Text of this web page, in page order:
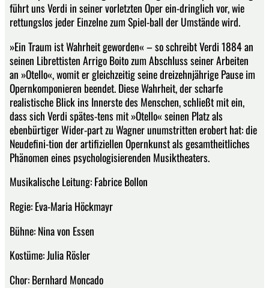
führt uns Verdi in seiner vorletzten Oper ein-dringlich vor, wie
rettungslos jeder Einzelne zum Spiel-ball der Umstände wird.
»Ein Traum ist Wahrheit geworden« – so schreibt Verdi 1884 an
seinen Librettisten Arrigo Boito zum Abschluss seiner Arbeiten
an »Otello«, womit er gleichzeitig seine dreizehnjährige Pause im
Opernkomponieren beendet. Diese Wahrheit, der scharfe
realistische Blick ins Innerste des Menschen, schließt mit ein,
dass sich Verdi spätes-tens mit »Otello« seinen Platz als
ebenbürtiger Wider-part zu Wagner unumstritten erobert hat: die
Neudefini-tion der artifiziellen Opernkunst als gesamtheitliches
Phänomen eines psychologisierenden Musiktheaters.
Musikalische Leitung: Fabrice Bollon
Regie: Eva-Maria Höckmayr
Bühne: Nina von Essen
Kostüme: Julia Rösler
Chor: Bernhard Moncado